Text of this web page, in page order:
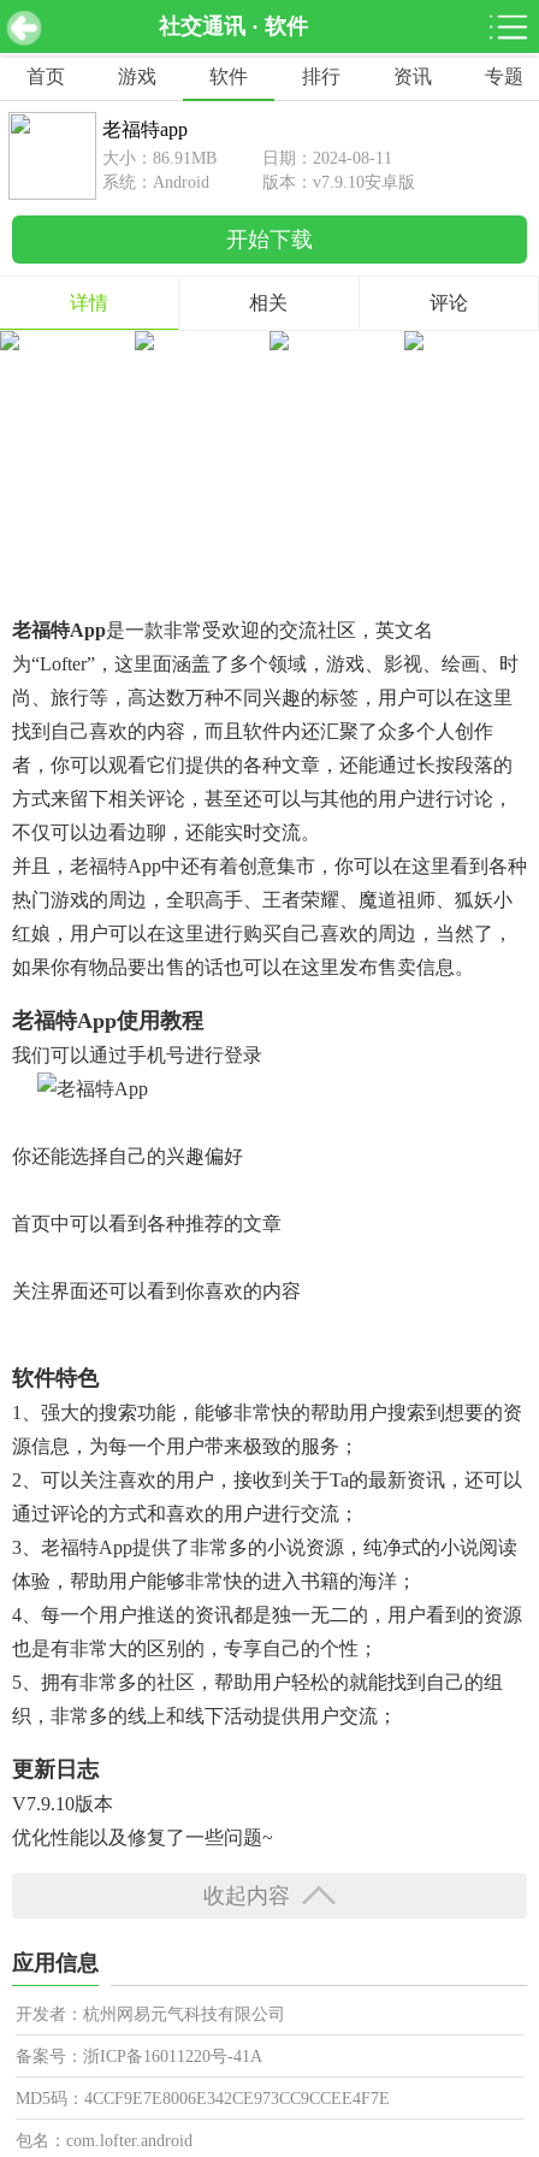
社交通讯 · 软件
网游分类 软件分类
休闲益智
462款游戏
赛车竞速
122款游戏
43款游戏
1642款游戏
动作射击
351款游戏
69款游戏
经营养成
策略塔防
冒险解谜
首页 游戏 软件 排行 资讯 专题
老福特app v7.9.10安卓版 下载
老福特app
大小：86.91MB
日期：2024-08-11
系统：Android
版本：v7.9.10安卓版
开始下载
详情 相关 评论
老福特app是一款非常受欢迎的交流社区，英文名
为“lofter”，这里面涵盖了多个领域，游戏、影视、绘画、时
尚、旅行等，高达数万种不同兴趣的标签，用户可以在这里
找到自己喜欢的内容，而且软件内还汇聚了众多个人创作
者，你可以观看它们提供的各种文章，还能通过长按段落的
方式来留下相关评论，甚至还可以与其他的用户进行讨论，
不仅可以边看边聊，还能实时交流。
并且，老福特app中还有着创意集市，你可以在这里看到各种
热门游戏的周边，全职高手、王者荣耀、魔道祖师、狐妖小
红娘，用户可以在这里进行购买自己喜欢的周边，当然了，
如果你有物品要出售的话也可以在这里发布售卖信息。
老福特app使用教程
我们可以通过手机号进行登录
你还能选择自己的兴趣偏好
首页中可以看到各种推荐的文章
关注界面还可以看到你喜欢的内容
软件特色
1、强大的搜索功能，能够非常快的帮助用户搜索到想要的资
源信息，为每一个用户带来极致的服务；
2、可以关注喜欢的用户，接收到关于ta的最新资讯，还可以
通过评论的方式和喜欢的用户进行交流；
3、老福特app提供了非常多的小说资源，纯净式的小说阅读
体验，帮助用户能够非常快的进入书籍的海洋；
4、每一个用户推送的资讯都是独一无二的，用户看到的资源
也是有非常大的区别的，专享自己的个性；
5、拥有非常多的社区，帮助用户轻松的就能找到自己的组
织，非常多的线上和线下活动提供用户交流；
更新日志
V7.9.10版本
优化性能以及修复了一些问题~
收起内容
应用信息
开发者：杭州网易元气科技有限公司
备案号：浙ICP备16011220号-41A
MD5码：4CCF9E7E8006E342CE973CC9CCEE4F7E
包名：com.lofter.android